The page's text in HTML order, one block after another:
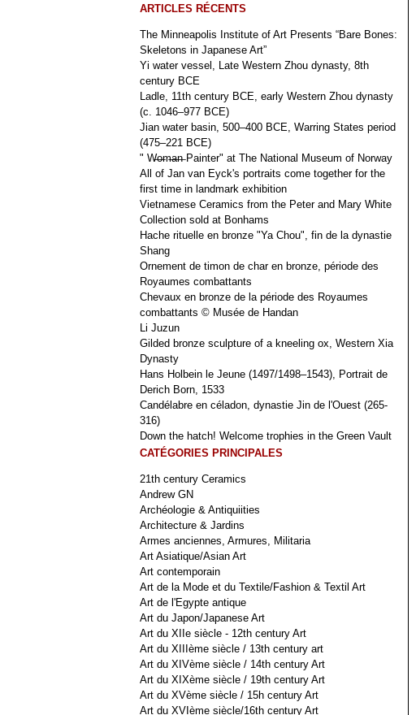
ARTICLES RÉCENTS
The Minneapolis Institute of Art Presents “Bare Bones:
Skeletons in Japanese Art”
Yi water vessel, Late Western Zhou dynasty, 8th
century BCE
Ladle, 11th century BCE, early Western Zhou dynasty
(c. 1046–977 BCE)
Jian water basin, 500–400 BCE, Warring States period
(475–221 BCE)
" W̶o̶m̶a̶n̶ Painter" at The National Museum of Norway
All of Jan van Eyck's portraits come together for the
first time in landmark exhibition
Vietnamese Ceramics from the Peter and Mary White
Collection sold at Bonhams
Hache rituelle en bronze "Ya Chou", fin de la dynastie
Shang
Ornement de timon de char en bronze, période des
Royaumes combattants
Chevaux en bronze de la période des Royaumes
combattants © Musée de Handan
Li Juzun
Gilded bronze sculpture of a kneeling ox, Western Xia
Dynasty
Hans Holbein le Jeune (1497/1498–1543), Portrait de
Derich Born, 1533
Candélabre en céladon, dynastie Jin de l'Ouest (265-
316)
Down the hatch! Welcome trophies in the Green Vault
CATÉGORIES PRINCIPALES
21th century Ceramics
Andrew GN
Archéologie & Antiquiities
Architecture & Jardins
Armes anciennes, Armures, Militaria
Art Asiatique/Asian Art
Art contemporain
Art de la Mode et du Textile/Fashion & Textil Art
Art de l'Egypte antique
Art du Japon/Japanese Art
Art du XIIe siècle - 12th century Art
Art du XIIIème siècle / 13th century art
Art du XIVème siècle / 14th century Art
Art du XIXème siècle / 19th century Art
Art du XVème siècle / 15h century Art
Art du XVIème siècle/16th century Art